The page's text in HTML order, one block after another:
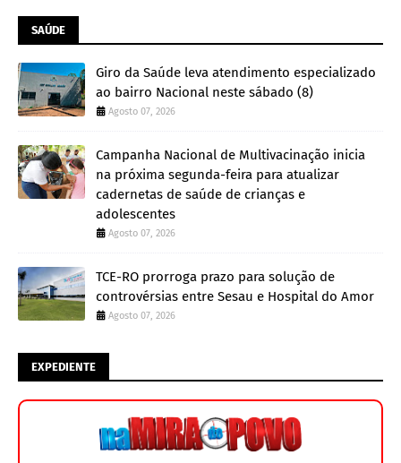
SAÚDE
Giro da Saúde leva atendimento especializado
ao bairro Nacional neste sábado (8)
Agosto 07, 2026
Campanha Nacional de Multivacinação inicia
na próxima segunda-feira para atualizar
cadernetas de saúde de crianças e
adolescentes
Agosto 07, 2026
TCE-RO prorroga prazo para solução de
controvérsias entre Sesau e Hospital do Amor
Agosto 07, 2026
EXPEDIENTE